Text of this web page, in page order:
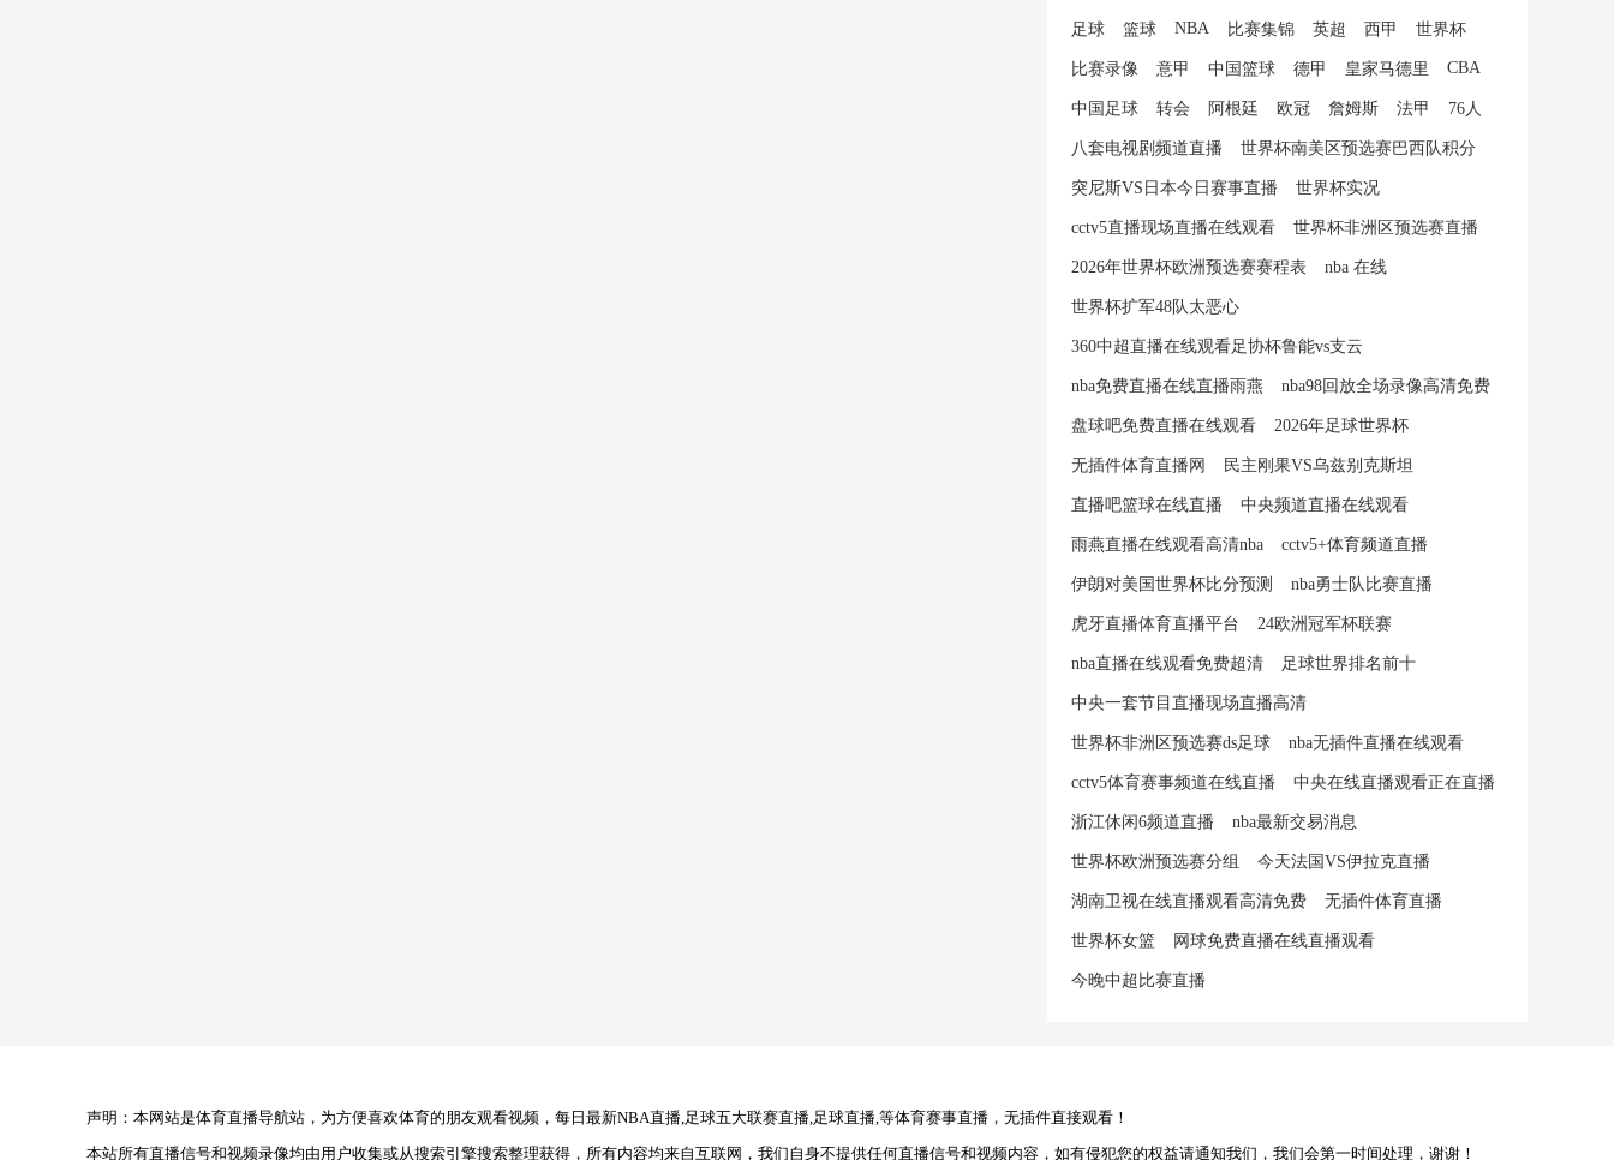
足球 篮球 NBA 比赛集锦 英超 西甲 世界杯
比赛录像 意甲 中国篮球 德甲 皇家马德里 CBA
中国足球 转会 阿根廷 欧冠 詹姆斯 法甲 76人
八套电视剧频道直播 世界杯南美区预选赛巴西队积分
突尼斯VS日本今日赛事直播 世界杯实况
cctv5直播现场直播在线观看 世界杯非洲区预选赛直播
2026年世界杯欧洲预选赛赛程表 nba 在线
世界杯扩军48队太恶心
360中超直播在线观看足协杯鲁能vs支云
nba免费直播在线直播雨燕 nba98回放全场录像高清免费
盘球吧免费直播在线观看 2026年足球世界杯
无插件体育直播网 民主刚果VS乌兹别克斯坦
直播吧篮球在线直播 中央频道直播在线观看
雨燕直播在线观看高清nba cctv5+体育频道直播
伊朗对美国世界杯比分预测 nba勇士队比赛直播
虎牙直播体育直播平台 24欧洲冠军杯联赛
nba直播在线观看免费超清 足球世界排名前十
中央一套节目直播现场直播高清
世界杯非洲区预选赛ds足球 nba无插件直播在线观看
cctv5体育赛事频道在线直播 中央在线直播观看正在直播
浙江休闲6频道直播 nba最新交易消息
世界杯欧洲预选赛分组 今天法国VS伊拉克直播
湖南卫视在线直播观看高清免费 无插件体育直播
世界杯女篮 网球免费直播在线直播观看
今晚中超比赛直播
声明：本网站是体育直播导航站，为方便喜欢体育的朋友观看视频，每日最新NBA直播,足球五大联赛直播,足球直播,等体育赛事直播，无插件直接观看！
本站所有直播信号和视频录像均由用户收集或从搜索引擎搜索整理获得，所有内容均来自互联网，我们自身不提供任何直播信号和视频内容，如有侵犯您的权益请通知我们，我们会第一时间处理，谢谢！